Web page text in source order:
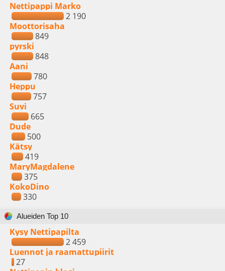
Nettipappi Marko
2 190
Moottorisaha
849
pyrski
848
Aani
780
Heppu
757
Suvi
665
Dude
500
Kätsy
419
MaryMagdalene
375
KokoDino
330
Alueiden Top 10
Kysy Nettipapilta
2 459
Luennot ja raamattupiirit
27